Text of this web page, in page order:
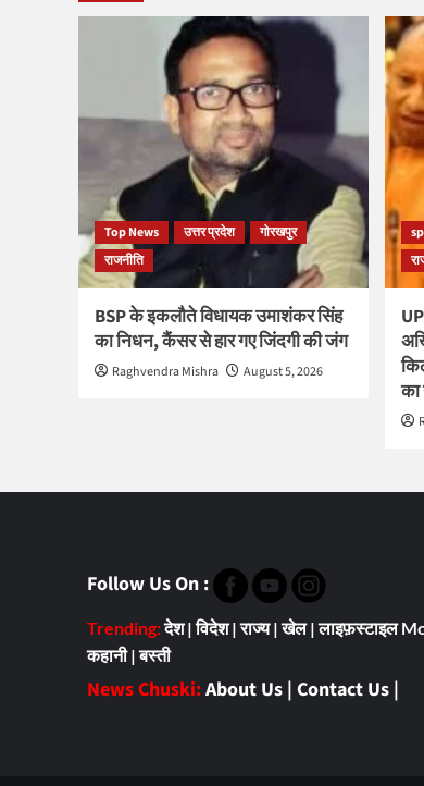
Top News उत्तर प्रदेश
गोरखपुर
राजनीति
BSP के इकलौते विधायक उमाशंकर सिंह
का निधन, कैंसर से हार गए जिंदगी की जंग
Raghvendra Mishra August 5, 2026
का
Follow Us On :
Trending:देश|विदेश|राज्य|खेल|लाइफ़स्टाइल
कहानी|बस्ती
News Chuski:About Us| Contact Us|